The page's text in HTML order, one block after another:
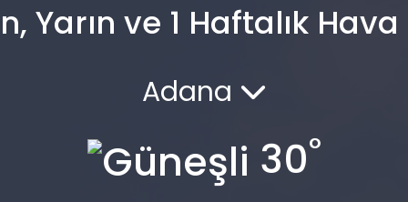
Yarın ve 1 Haftalık
Adana
30°